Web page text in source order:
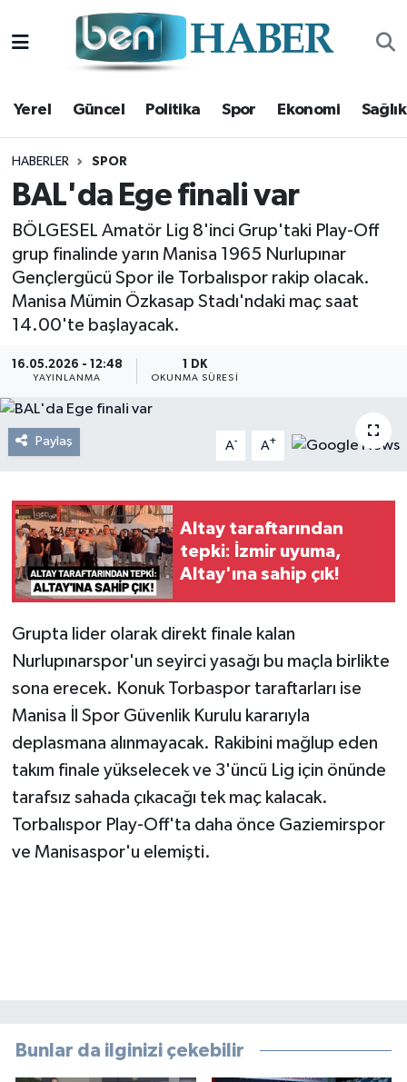
Yerel Güncel Politika Spor Ekonomi Sağlık
HABERLER SPOR
BAL'da Ege finali var
BÖLGESEL Amatör Lig 8'inci Grup'taki Play-Off
grup finalinde yarın Manisa 1965 Nurlupınar
Gençlergücü Spor ile Torbalıspor rakip olacak.
Manisa Mümin Özkasap Stadı'ndaki maç saat
14.00'te başlayacak.
16.05.2026 - 12:48
YAYINLANMA
1 DK
OKUNMA SÜRESI
Paylaş A- A+
Altay taraftarından
tepki: İzmir uyuma,
Altay'ına sahip çık!
Grupta lider olarak direkt finale kalan
Nurlupınarspor'un seyirci yasağı bu maçla birlikte
sona erecek. Konuk Torbaspor taraftarları ise
Manisa İl Spor Güvenlik Kurulu kararıyla
deplasmana alınmayacak. Rakibini mağlup eden
takım finale yükselecek ve 3'üncü Lig için önünde
tarafsız sahada çıkacağı tek maç kalacak.
Torbalıspor Play-Off'ta daha önce Gaziemirspor
ve Manisaspor'u elemişti.
Bunlar da ilginizi çekebilir
Yerel
Güncel
Politika
Spor
Ekonomi
Sağlık
Resmi Reklam
Hava Durumu
Trafik Durumu
Süper Lig Puan Durumu ve Fikstür
Tüm Manşetler
Son Dakika Haberleri
Haber Arşivi